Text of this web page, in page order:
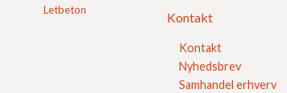
Letbeton
Kontakt
Kontakt
Nyhedsbrev
Samhandel erhverv
Fliser til
FC belægning
FC Kvalitet